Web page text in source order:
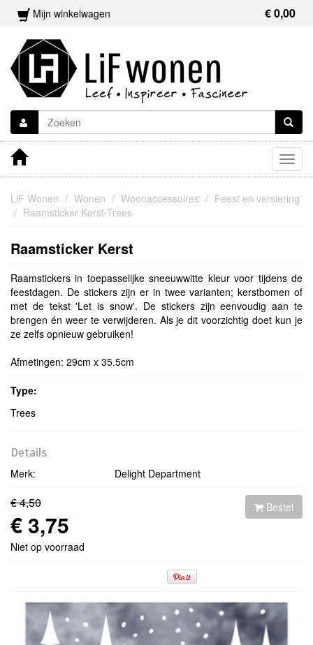
Mijn winkelwagen € 0,00
LiF Wonen Wonen Woonaccessoires
Feest en versiering
Raamsticker Kerst-Trees
Raamsticker Kerst
Raamstickers in toepasselijke sneeuwwitte kleur voor tijdens de
feestdagen. De stickers zijn er in twee varianten; kerstbomen of
met de tekst 'Let is snow'. De stickers zijn eenvoudig aan te
brengen én weer te verwijderen. Als je dit voorzichtig doet kun je
ze zelfs opnieuw gebruiken!
Afmetingen: 29cm x 35.5cm
Type:
Trees
Details
Merk: Delight Department
€ 4,50
€ 3,75
Niet op voorraad
Bestel